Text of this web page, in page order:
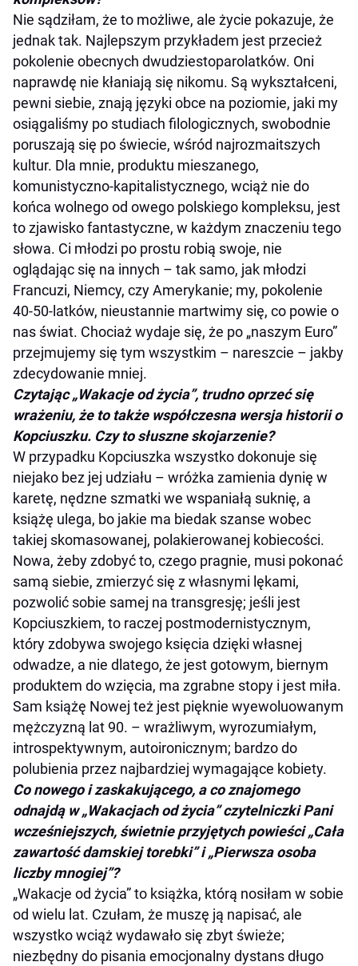
Nie sądziłam, że to możliwe, ale życie pokazuje, że
jednak tak. Najlepszym przykładem jest przecież
pokolenie obecnych dwudziestoparolatków. Oni
naprawdę nie kłaniają się nikomu. Są wykształceni,
pewni siebie, znają języki obce na poziomie, jaki my
osiągaliśmy po studiach filologicznych, swobodnie
poruszają się po świecie, wśród najrozmaitszych
kultur. Dla mnie, produktu mieszanego,
komunistyczno-kapitalistycznego, wciąż nie do
końca wolnego od owego polskiego kompleksu, jest
to zjawisko fantastyczne, w każdym znaczeniu tego
słowa. Ci młodzi po prostu robią swoje, nie
oglądając się na innych – tak samo, jak młodzi
Francuzi, Niemcy, czy Amerykanie; my, pokolenie
40-50-latków, nieustannie martwimy się, co powie o
nas świat. Chociaż wydaje się, że po „naszym Euro”
przejmujemy się tym wszystkim – nareszcie – jakby
zdecydowanie mniej.
Czytając „Wakacje od życia”, trudno oprzeć się
wrażeniu, że to także współczesna wersja historii o
Kopciuszku. Czy to słuszne skojarzenie?
W przypadku Kopciuszka wszystko dokonuje się
niejako bez jej udziału – wróżka zamienia dynię w
karetę, nędzne szmatki we wspaniałą suknię, a
książę ulega, bo jakie ma biedak szanse wobec
takiej skomasowanej, polakierowanej kobiecości.
Nowa, żeby zdobyć to, czego pragnie, musi pokonać
samą siebie, zmierzyć się z własnymi lękami,
pozwolić sobie samej na transgresję; jeśli jest
Kopciuszkiem, to raczej postmodernistycznym,
który zdobywa swojego księcia dzięki własnej
odwadze, a nie dlatego, że jest gotowym, biernym
produktem do wzięcia, ma zgrabne stopy i jest miła.
Sam książę Nowej też jest pięknie wyewoluowanym
mężczyzną lat 90. – wrażliwym, wyrozumiałym,
introspektywnym, autoironicznym; bardzo do
polubienia przez najbardziej wymagające kobiety.
Co nowego i zaskakującego, a co znajomego
odnajdą w „Wakacjach od życia” czytelniczki Pani
wcześniejszych, świetnie przyjętych powieści „Cała
zawartość damskiej torebki” i „Pierwsza osoba
liczby mnogiej”?
„Wakacje od życia” to książka, którą nosiłam w sobie
od wielu lat. Czułam, że muszę ją napisać, ale
wszystko wciąż wydawało się zbyt świeże;
niezbędny do pisania emocjonalny dystans długo